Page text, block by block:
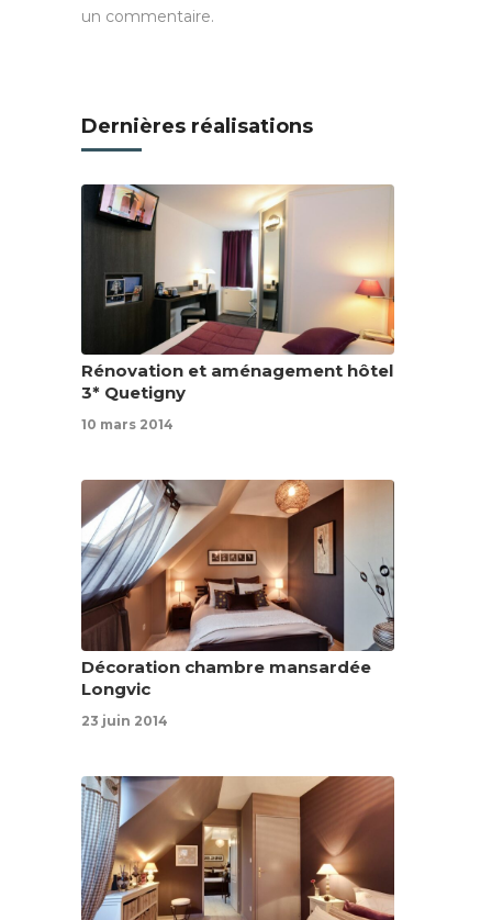
un commentaire.
Dernières réalisations
Rénovation et aménagement hôtel
3* Quetigny
10 mars 2014
Décoration chambre mansardée
Longvic
23 juin 2014